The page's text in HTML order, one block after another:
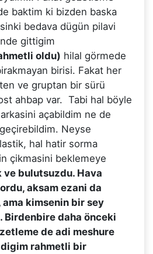
baktim ki bizden baska
bedava dügün pilavi
gittigim
oldu) hilal görmede
birisi. Fakat her
ve gruptan bir sürü
ahbap var. Tabi hal böyle
açabildim ne de
Neyse
hal hatir sorma
çikmasini beklemeye
ve bulutsuzdu. Hava
aksam ezani da
kimsenin bir sey
Birdenbire daha önceki
de adi meshure
rahmetli bir